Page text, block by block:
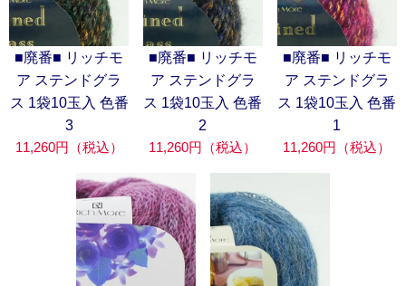
■廃番■ リッチモ
ア ステンドグラ
ス 1袋10玉入 色番
3
11,260円（税込）
■廃番■ リッチモ
ア ステンドグラ
ス 1袋10玉入 色番
2
11,260円（税込）
■廃番■ リッチモ
ア ステンドグラ
ス 1袋10玉入 色番
1
11,260円（税込）